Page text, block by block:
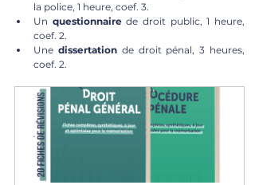
la police, 1 heure, coef. 3.
Un questionnaire de droit public, 1 heure,
coef. 2.
Une dissertation de droit pénal, 3 heures,
coef. 2.